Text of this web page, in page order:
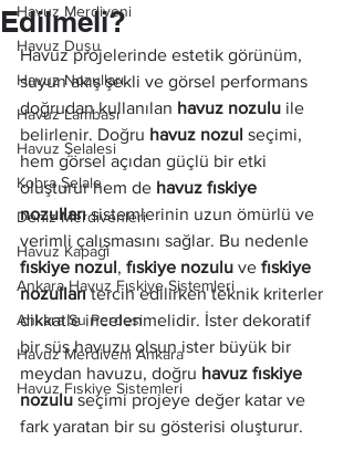
Havuz Merdiveni
Havuz Duşu
Havuz Nozulları
Havuz Lambası
Havuz Şelalesi
Kobra Şelale
Deniz Merdivenleri
Havuz Kapağı
Ankara Havuz Fıskiye Sistemleri
Ankara Su Perdesi
Havuz Merdiveni Ankara
Havuz Fıskiye Sistemleri
Edilmeli?
Havuz projelerinde estetik görünüm,
suyun akış şekli ve görsel performans
doğrudan kullanılan havuz nozulu ile
belirlenir. Doğru havuz nozul seçimi,
hem görsel açıdan güçlü bir etki
oluşturur hem de havuz fıskiye
nozulları sistemlerinin uzun ömürlü ve
verimli çalışmasını sağlar. Bu nedenle
fıskiye nozul, fıskiye nozulu ve fıskiye
nozulları tercih edilirken teknik kriterler
dikkatle incelenmelidir. İster dekoratif
bir süs havuzu olsun ister büyük bir
meydan havuzu, doğru havuz fıskiye
nozulu seçimi projeye değer katar ve
fark yaratan bir su gösterisi oluşturur.